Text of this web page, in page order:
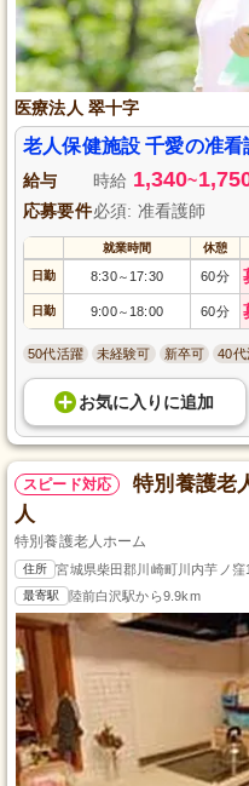
医療法人 翠十字
老人保健施設 千愛の准
給与 時給 1,340~
応募要件必須: 准看護師
就業時間 休憩
日勤 8:30～ 17:30 60分
日勤 9:00～ 18:00 60分
50代活躍 未経験可 新卒可 40代
お気に入り に追加
スピード対応
特別養護老
人
特別養護老人ホーム
住所 宮城県柴田郡川崎町川内芋ノ窪
最寄駅 陸前白沢駅から9.9km